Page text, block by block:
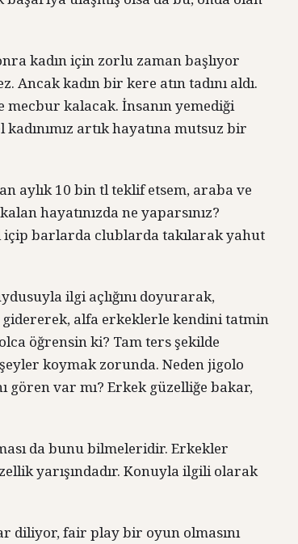
kadın için zorlu zaman başlıyor
Ancak kadın bir kere atın tadını aldı.
kalacak. İnsanın yemediği
artık hayatına mutsuz bir
aylık 10 bin tl teklif etsem, araba ve
hayatınızda ne yaparsınız?
içip barlarda clublarda takılarak yahut
ilgi açlığını doyurarak,
alfa erkeklerle kendini tatmin
öğrensin ki? Tam ters şekilde
koymak zorunda. Neden jigolo
gören var mı? Erkek güzelliğe bakar,
da bunu bilmeleridir. Erkekler
yarışındadır. Konuyla ilgili olarak
diliyor, fair play bir oyun olmasını